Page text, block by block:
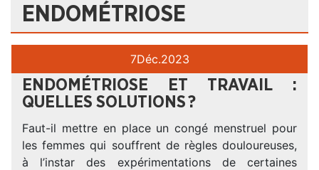
ENDOMÉTRIOSE
7Déc.2023
ENDOMÉTRIOSE ET TRAVAIL :
QUELLES SOLUTIONS ?
Faut-il mettre en place un congé menstruel pour
les femmes qui souffrent de règles douloureuses,
à l’instar des expérimentations de certaines